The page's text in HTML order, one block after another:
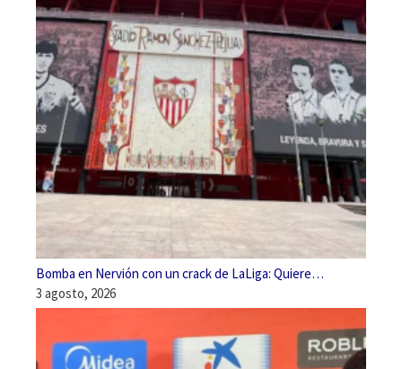
Bomba en Nervión con un crack de LaLiga: Quiere…
3 agosto, 2026